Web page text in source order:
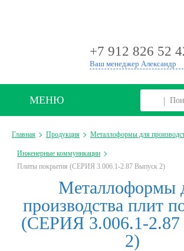
+7 912 826 52
Ваш менеджер Александр
МЕНЮ
Главная Продукция Металлоформы для
Инженерные коммуникации
Плиты покрытия (СЕРИЯ 3.006.1-2.87 Выпуск 2)
Металлоформы
производства плит
(СЕРИЯ 3.006.1-
2)